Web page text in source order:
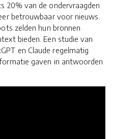
20% van de ondervraagden
betrouwbaar voor nieuws.
zelden hun bronnen
bieden. Een studie van
en Claude regelmatig
gaven in antwoorden